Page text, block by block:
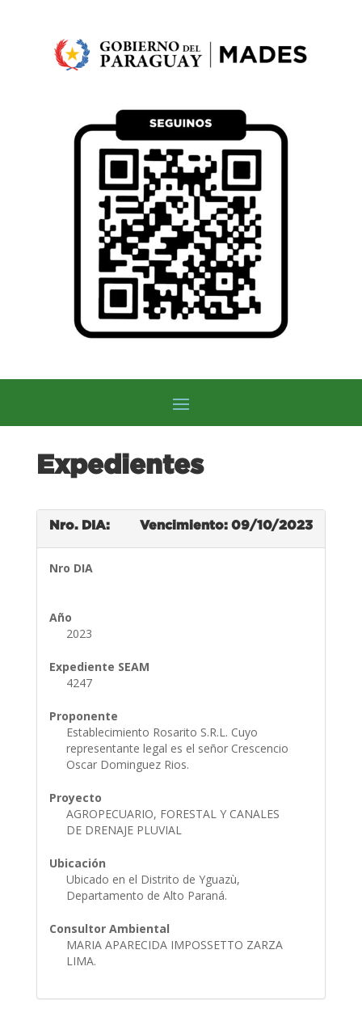
Expedientes
Nro. DIA: Vencimiento: 09/10/2023
Nro DIA
Año
2023
Expediente SEAM
4247
Proponente
Establecimiento Rosarito S.R.L. Cuyo
representante legal es el señor Crescencio
Oscar Dominguez Rios.
Proyecto
AGROPECUARIO, FORESTAL Y CANALES
DE DRENAJE PLUVIAL
Ubicación
Ubicado en el Distrito de Yguazù,
Departamento de Alto Paraná.
Consultor Ambiental
MARIA APARECIDA IMPOSSETTO ZARZA
LIMA.